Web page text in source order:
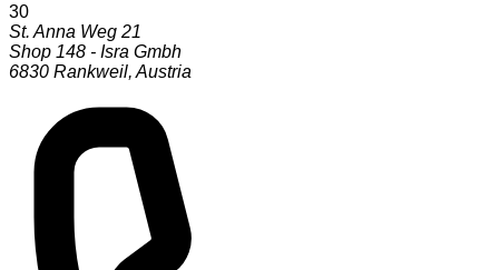
30
St. Anna Weg 21
Shop 148 - Isra Gmbh
6830 Rankweil, Austria